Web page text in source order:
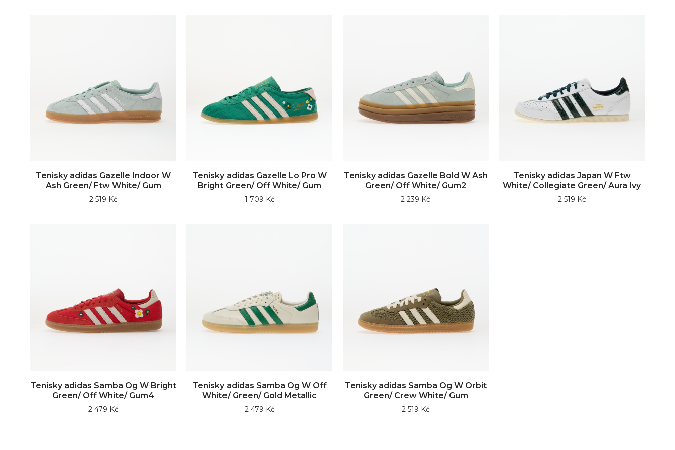
Tenisky adidas Gazelle Indoor W
Ash Green/ Ftw White/ Gum
2 519 Kč
Tenisky adidas Gazelle Lo Pro W
Bright Green/ Off White/ Gum
1 709 Kč
Tenisky adidas Gazelle Bold W Ash
Green/ Off White/ Gum2
2 239 Kč
Tenisky adidas Japan W Ftw
White/ Collegiate Green/ Aura Ivy
2 519 Kč
Tenisky adidas Samba Og W Bright
Green/ Off White/ Gum4
2 479 Kč
Tenisky adidas Samba Og W Off
White/ Green/ Gold Metallic
2 479 Kč
Tenisky adidas Samba Og W Orbit
Green/ Crew White/ Gum
2 519 Kč